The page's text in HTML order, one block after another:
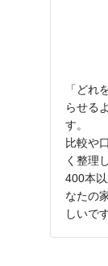
「どれ
らせる
す。
比較や
く整理
400本
なたの
しいです